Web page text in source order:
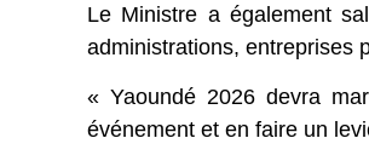
Le Ministre a également
administrations, entreprises
« Yaoundé 2026 devra
événement et en faire un